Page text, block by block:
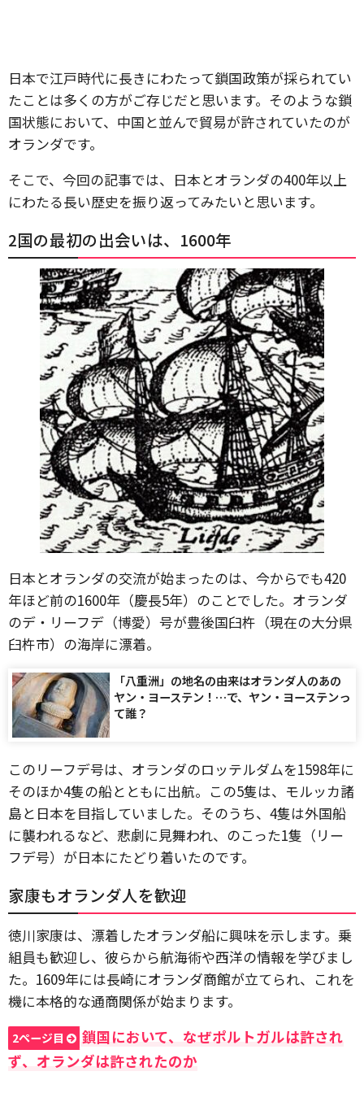
日本で江戸時代に長きにわたって鎖国政策が採られてい
たことは多くの方がご存じだと思います。そのような鎖
国状態において、中国と並んで貿易が許されていたのが
オランダです。
そこで、今回の記事では、日本とオランダの400年以上
にわたる長い歴史を振り返ってみたいと思います。
2国の最初の出会いは、1600年
日本とオランダの交流が始まったのは、今からでも420
年ほど前の1600年（慶長5年）のことでした。オランダ
のデ・リーフデ（博愛）号が豊後国臼杵（現在の大分県
臼杵市）の海岸に漂着。
「八重洲」の地名の由来はオランダ人のあの
ヤン・ヨーステン！…で、ヤン・ヨーステンっ
て誰？
このリーフデ号は、オランダのロッテルダムを1598年に
そのほか4隻の船とともに出航。この5隻は、モルッカ諸
島と日本を目指していました。そのうち、4隻は外国船
に襲われるなど、悲劇に見舞われ、のこった1隻（リー
フデ号）が日本にたどり着いたのです。
家康もオランダ人を歓迎
徳川家康は、漂着したオランダ船に興味を示します。乗
組員も歓迎し、彼らから航海術や西洋の情報を学びまし
た。1609年には長崎にオランダ商館が立てられ、これを
機に本格的な通商関係が始まります。
2ページ目
鎖国において、なぜポルトガルは許され
ず、オランダは許されたのか